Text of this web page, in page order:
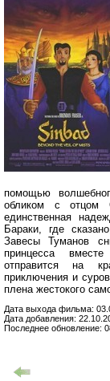
помощью
обликом с отцом
единственная
Бараки, где
Завесы Туманов
принцесса
отправится на
приключения и
плена жестокого
Дата выхода фильма:
Дата добавления:
Последнее обновление: